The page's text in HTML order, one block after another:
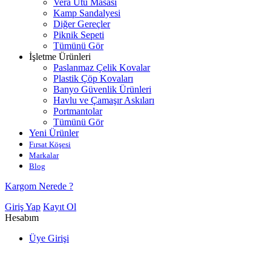
Vera Ütü Masası
Kamp Sandalyesi
Diğer Gereçler
Piknik Sepeti
Tümünü Gör
İşletme Ürünleri
Paslanmaz Çelik Kovalar
Plastik Çöp Kovaları
Banyo Güvenlik Ürünleri
Havlu ve Çamaşır Askıları
Portmantolar
Tümünü Gör
Yeni Ürünler
Fırsat Köşesi
Markalar
Blog
Kargom Nerede ?
Giriş Yap Kayıt Ol
Hesabım
Üye Girişi